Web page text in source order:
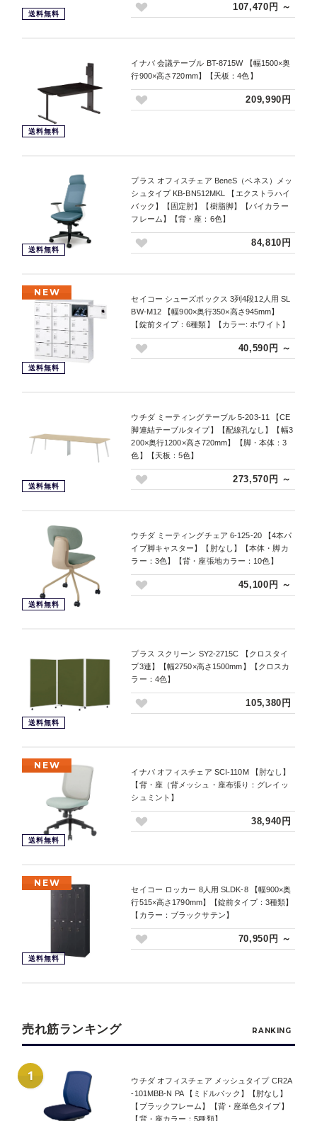
送料無料
107,470円 ～
送料無料
イナバ 会議テーブル BT-8715W 【幅1500×奥
行900×高さ720mm】【天板：4色】
209,990円
送料無料
プラス オフィスチェア BeneS（ベネス）メッ
シュタイプ KB-BN512MKL 【エクストラハイ
バック】【固定肘】【樹脂脚】【バイカラー
フレーム】【背・座：6色】
84,810円
NEW
送料無料
セイコー シューズボックス 3列4段12人用 SL
BW-M12 【幅900×奥行350×高さ945mm】
【錠前タイプ：6種類】【カラー: ホワイト】
40,590円 ～
送料無料
ウチダ ミーティングテーブル 5-203-11 【CE
脚連結テーブルタイプ】【配線孔なし】【幅3
200×奥行1200×高さ720mm】【脚・本体：3
色】【天板：5色】
273,570円 ～
送料無料
ウチダ ミーティングチェア 6-125-20 【4本パ
イプ脚キャスター】【肘なし】【本体・脚カ
ラー：3色】【背・座張地カラー：10色】
45,100円 ～
送料無料
プラス スクリーン SY2-2715C 【クロスタイ
プ3連】【幅2750×高さ1500mm】【クロスカ
ラー：4色】
105,380円
NEW
送料無料
イナバ オフィスチェア SCI-110M 【肘なし】
【背・座（背メッシュ・座布張り：グレイッ
シュミント】
38,940円
NEW
送料無料
セイコー ロッカー 8人用 SLDK-8 【幅900×奥
行515×高さ1790mm】【錠前タイプ：3種類】
【カラー：ブラックサテン】
70,950円 ～
売れ筋ランキング RANKING
1
ウチダ オフィスチェア メッシュタイプ CR2A
-101MBB-N PA 【ミドルバック】【肘なし】
【ブラックフレーム】【背・座単色タイプ】
【背・座カラー：5種類】